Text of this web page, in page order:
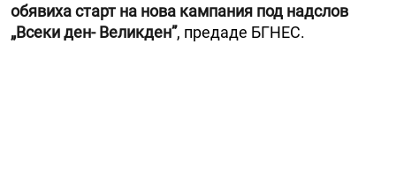
обявиха старт на нова кампания под надслов
„Всеки ден- Великден”, предаде БГНЕС.